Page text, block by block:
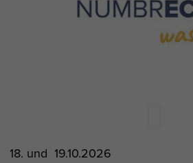
18. und 19.10.2026